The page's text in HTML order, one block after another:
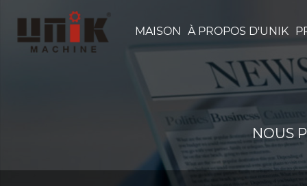
MAISON À PROPOS D'UNIK
NOUS